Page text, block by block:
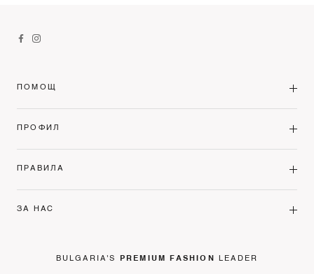
ПОМОЩ
ПРОФИЛ
ПРАВИЛА
ЗА НАС
BULGARIA'S PREMIUM FASHION LEADER